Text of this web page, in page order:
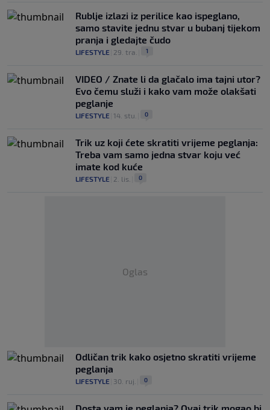
Rublje izlazi iz perilice kao ispeglano,
samo stavite jednu stvar u bubanj tijekom
pranja i gledajte čudo
LIFESTYLE 29. tra. 1
VIDEO / Znate li da glačalo ima tajni utor?
Evo čemu služi i kako vam može olakšati
peglanje
LIFESTYLE 14. stu. 0
Trik uz koji ćete skratiti vrijeme peglanja:
Treba vam samo jedna stvar koju već
imate kod kuće
LIFESTYLE 2. lis. 0
Oglas
Odličan trik kako osjetno skratiti vrijeme
peglanja
LIFESTYLE 30. ruj. 0